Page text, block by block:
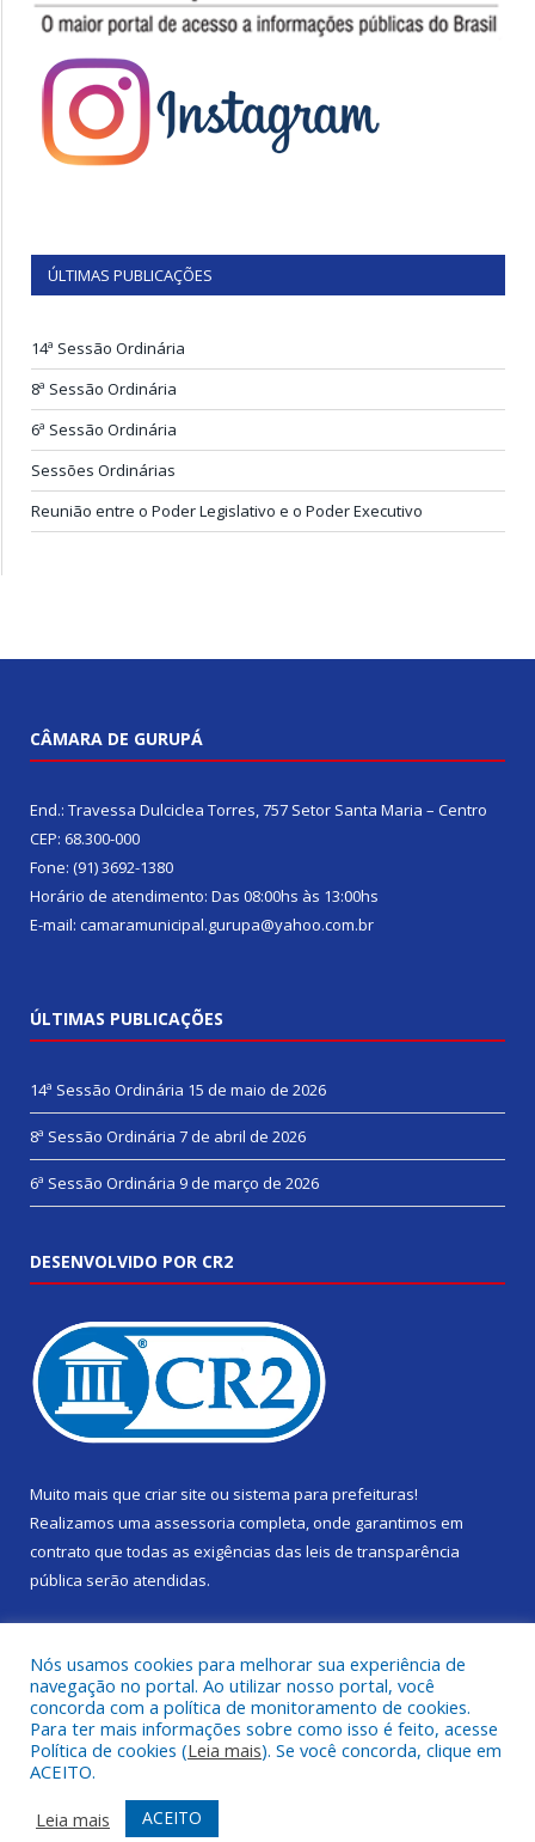
ÚLTIMAS PUBLICAÇÕES
14ª Sessão Ordinária
8ª Sessão Ordinária
6ª Sessão Ordinária
Sessões Ordinárias
Reunião entre o Poder Legislativo e o Poder Executivo
CÂMARA DE GURUPÁ
End.: Travessa Dulciclea Torres, 757 Setor Santa Maria – Centro
CEP: 68.300-000
Fone: (91) 3692-1380
Horário de atendimento: Das 08:00hs às 13:00hs
E-mail: camaramunicipal.gurupa@yahoo.com.br
ÚLTIMAS PUBLICAÇÕES
14ª Sessão Ordinária 15 de maio de 2026
8ª Sessão Ordinária 7 de abril de 2026
6ª Sessão Ordinária 9 de março de 2026
DESENVOLVIDO POR CR2
Muito mais que criar site ou sistema para prefeituras!
Realizamos uma assessoria completa, onde garantimos em
contrato que todas as exigências das leis de transparência
pública serão atendidas.
Todos os direitos reservados a Câmara Municipal de Gurupá.
Mapa do Site
Acessar Área Administrativa
Nós usamos cookies para melhorar sua experiência de
navegação no portal. Ao utilizar nosso portal, você
concorda com a política de monitoramento de cookies.
Para ter mais informações sobre como isso é feito, acesse
Política de cookies (Leia mais). Se você concorda, clique em
ACEITO.
Leia mais
ACEITO